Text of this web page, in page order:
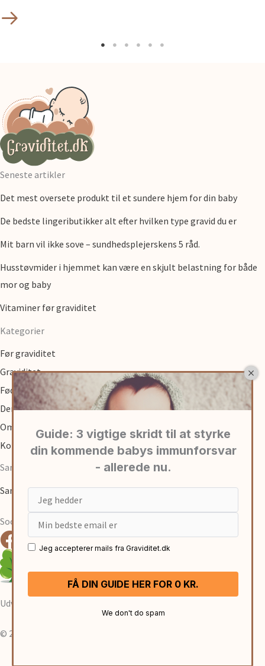
Seneste artikler
Det mest oversete produkt til et sundere hjem for din baby
De bedste lingeributikker alt efter hvilken type gravid du er
Mit barn vil ikke sove – sundhedsplejerskens 5 råd.
Husstøvmider i hjemmet kan være en skjult belastning for både
mor og baby
Vitaminer før graviditet
Kategorier
Før graviditet
Graviditet
Fødsel
Den første tid med baby
Om
Kontakt
Samarbejde
Samarbejde med graviditet.dk
Social
© 2026 Graviditet.
Udviklet af:
Jeg accepterer mails fra Graviditet.dk
We don't do spam